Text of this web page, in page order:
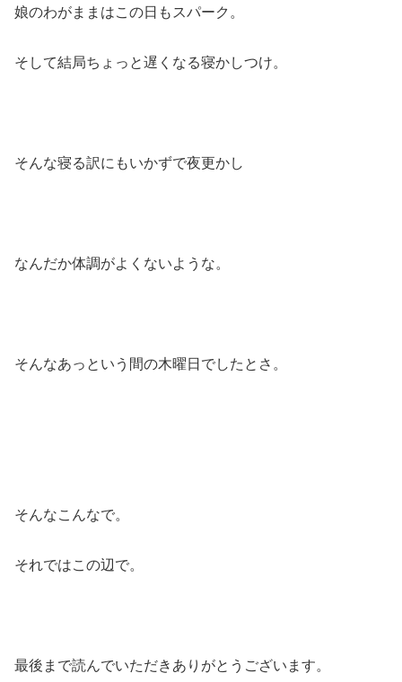
娘のわがままはこの日もスパーク。
そして結局ちょっと遅くなる寝かしつけ。
そんな寝る訳にもいかずで夜更かし
なんだか体調がよくないような。
そんなあっという間の木曜日でしたとさ。
そんなこんなで。
それではこの辺で。
最後まで読んでいただきありがとうございます。